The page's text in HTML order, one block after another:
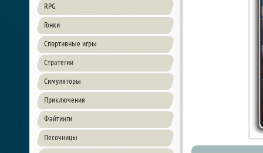
RPG
Гонки
Спортивные игры
Стратегии
Симуляторы
Приключения
Файтинги
Песочницы